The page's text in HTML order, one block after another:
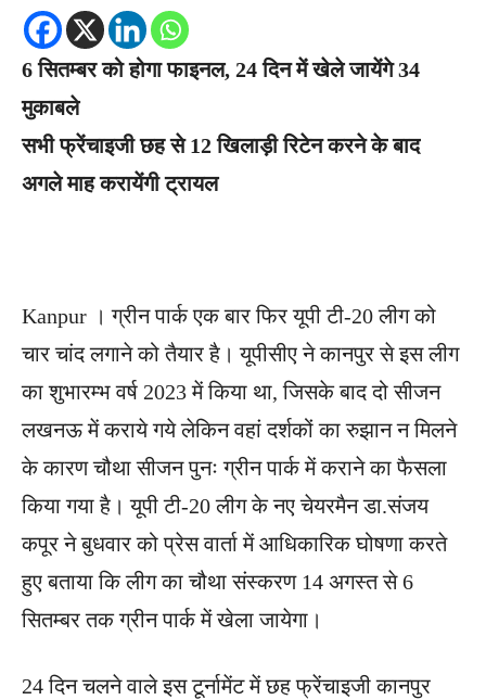
6 सितम्बर को होगा फाइनल, 24 दिन में खेले जायेंगे 34
मुकाबले
सभी फ्रेंचाइजी छह से 12 खिलाड़ी रिटेन करने के बाद
अगले माह करायेंगी ट्रायल
Kanpur । ग्रीन पार्क एक बार फिर यूपी टी-20 लीग को
चार चांद लगाने को तैयार है। यूपीसीए ने कानपुर से इस लीग
का शुभारम्भ वर्ष 2023 में किया था, जिसके बाद दो सीजन
लखनऊ में कराये गये लेकिन वहां दर्शकों का रुझान न मिलने
के कारण चौथा सीजन पुनः ग्रीन पार्क में कराने का फैसला
किया गया है। यूपी टी-20 लीग के नए चेयरमैन डा.संजय
कपूर ने बुधवार को प्रेस वार्ता में आधिकारिक घोषणा करते
हुए बताया कि लीग का चौथा संस्करण 14 अगस्त से 6
सितम्बर तक ग्रीन पार्क में खेला जायेगा।
24 दिन चलने वाले इस टूर्नामेंट में छह फ्रेंचाइजी कानपुर